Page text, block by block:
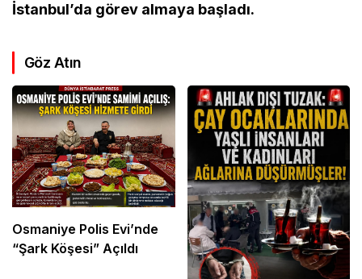
İstanbul’da görev almaya başladı.
Göz Atın
Osmaniye Polis Evi’nde
“Şark Köşesi” Açıldı